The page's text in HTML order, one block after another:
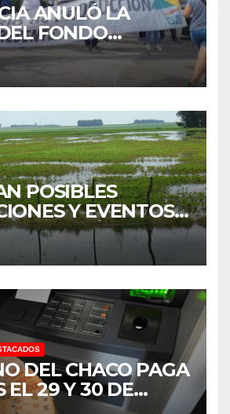
ANULÓ LA
FONDO
A EMPLEADOS DE
DE LA
DEL CHACO
POSIBLES
Y EVENTOS
“PODRÍA SER UN
IMPORTANTE”
DEL CHACO PAGA
EL 29 Y 30 DE
EL 2% DE